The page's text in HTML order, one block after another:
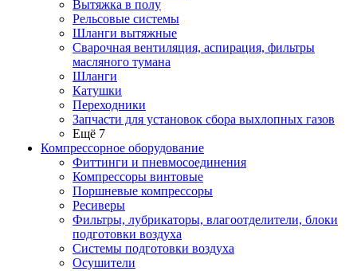
Вытяжка в полу
Рельсовые системы
Шланги вытяжные
Сварочная вентиляция, аспирация, фильтры
масляного тумана
Шланги
Катушки
Переходники
Запчасти для установок сбора выхлопных газов
Ещё 7
Компрессорное оборудование
Фиттинги и пневмосоединения
Компрессоры винтовые
Поршневые компрессоры
Ресиверы
Фильтры, лубрикаторы, влагоотделители, блоки
подготовки воздуха
Системы подготовки воздуха
Осушители